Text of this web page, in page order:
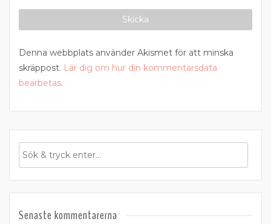
Denna webbplats använder Akismet för att minska
skräppost. Lär dig om hur din kommentarsdata
bearbetas.
Senaste kommentarerna